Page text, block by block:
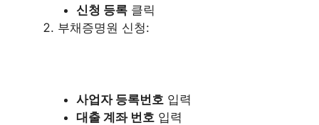
신청 등록클릭
부채증명원 신청:
사업자 등록번호 입력
대출 계좌 번호 입력